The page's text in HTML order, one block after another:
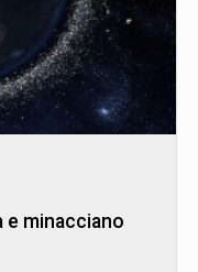
e minacciano